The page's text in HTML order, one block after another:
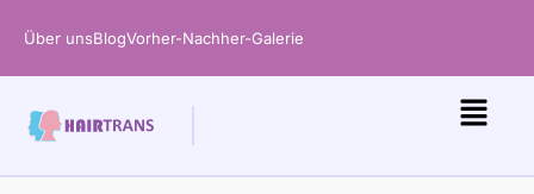
InhaltÜber unsBlogVorher-Nachher-Galerie